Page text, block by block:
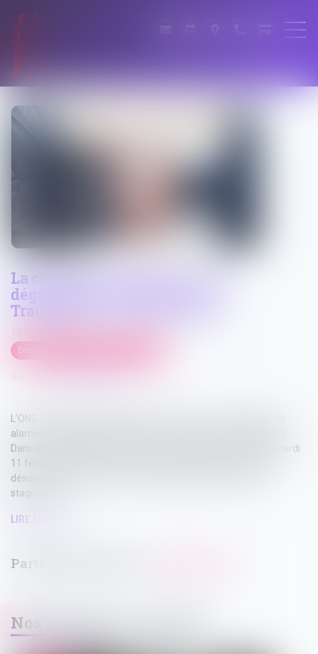
La corruption en France : une
dégradation "inédite" selon
Transparency International
Droit pénal
L’ONG Transparency International alerte sur une "dégradation
alarmante" de la situation en France en matière de corruption.
Dans son Indice de perception de la corruption 2024, publié mardi
11 février 2025, la France chute de cinq places, se classant
désormais 25ème au niveau mondial, après dix années de
stagnation...
LIRE LA SUITE
Nos dernières actualités